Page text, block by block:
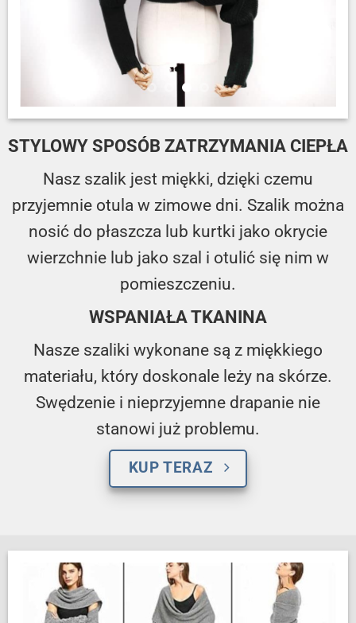
STYLOWY SPOSÓB ZATRZYMANIA CIEPŁA
Nasz szalik jest miękki, dzięki czemu
przyjemnie otula w zimowe dni. Szalik można
nosić do płaszcza lub kurtki jako okrycie
wierzchnie lub jako szal i otulić się nim w
pomieszczeniu.
WSPANIAŁA TKANINA
Nasze szaliki wykonane są z miękkiego
materiału, który doskonale leży na skórze.
Swędzenie i nieprzyjemne drapanie nie
stanowi już problemu.
KUP TERAZ